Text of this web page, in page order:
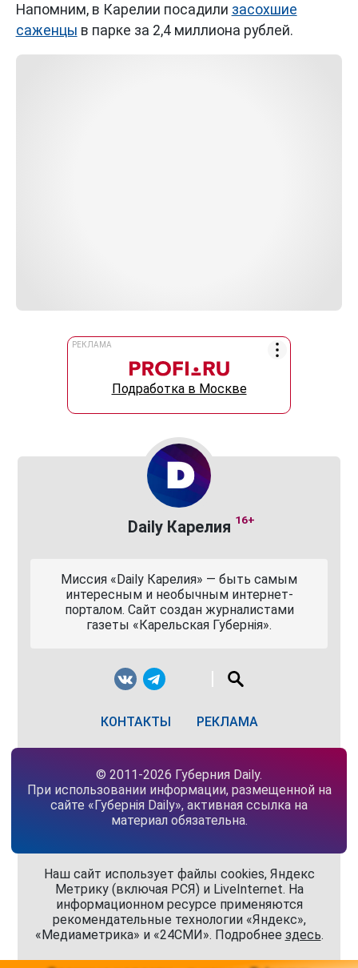
Напомним, в Карелии посадили засохшие
саженцы в парке за 2,4 миллиона рублей.
РЕКЛАМА
Подработка в Москве
Daily Карелия 16+
Миссия «Daily Карелия» — быть самым
интересным и необычным интернет-
порталом. Сайт создан журналистами
газеты «Карельская Губернiя».
КОНТАКТЫ РЕКЛАМА
© 2011-2026 Губерния Daily.
При использовании информации, размещенной на
сайте «Губернiя Daily», активная ссылка на
материал обязательна.
Наш сайт использует файлы cookies, Яндекс
Метрику (включая РСЯ) и LiveInternet. На
информационном ресурсе применяются
рекомендательные технологии «Яндекс»,
«Медиаметрика» и «24СМИ». Подробнее здесь.